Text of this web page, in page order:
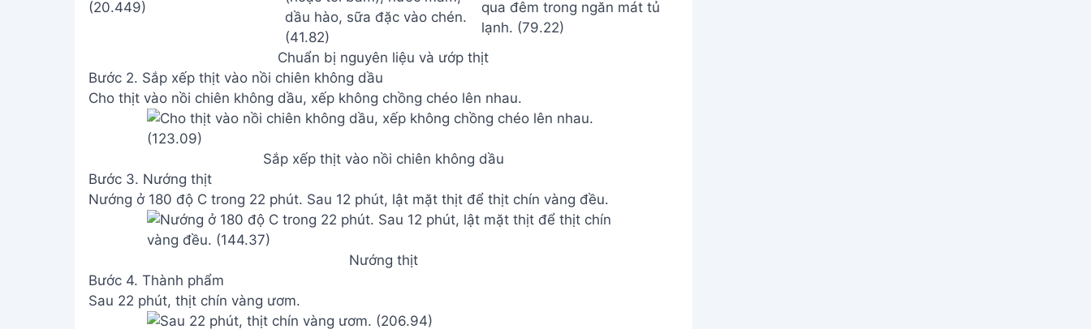
Chuẩn bị nguyên liệu và ướp thịt
Bước 2. Sắp xếp thịt vào nồi chiên không dầu
Cho thịt vào nồi chiên không dầu, xếp không chồng chéo lên nhau.
Sắp xếp thịt vào nồi chiên không dầu
Bước 3. Nướng thịt
Nướng ở 180 độ C trong 22 phút. Sau 12 phút, lật mặt thịt để thịt chín vàng đều.
Nướng thịt
Bước 4. Thành phẩm
Sau 22 phút, thịt chín vàng ươm.